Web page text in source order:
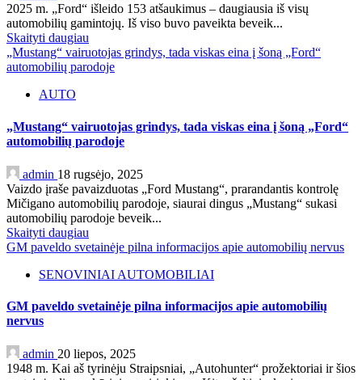
2025 m. „Ford“ išleido 153 atšaukimus – daugiausia iš visų
automobilių gamintojų. Iš viso buvo paveikta beveik...
Skaityti daugiau
„Mustang“ vairuotojas grindys, tada viskas eina į šoną „Ford“
automobilių parodoje
AUTO
„Mustang“ vairuotojas grindys, tada viskas eina į šoną „Ford“
automobilių parodoje
admin 18 rugsėjo, 2025
Vaizdo įraše pavaizduotas „Ford Mustang“, prarandantis kontrolę
Mičigano automobilių parodoje, siaurai dingus „Mustang“ sukasi
automobilių parodoje beveik...
Skaityti daugiau
GM paveldo svetainėje pilna informacijos apie automobilių nervus
SENOVINIAI AUTOMOBILIAI
GM paveldo svetainėje pilna informacijos apie automobilių
nervus
admin 20 liepos, 2025
1948 m. Kai aš tyrinėju Straipsniai, „Autohunter“ prožektoriai ir šios